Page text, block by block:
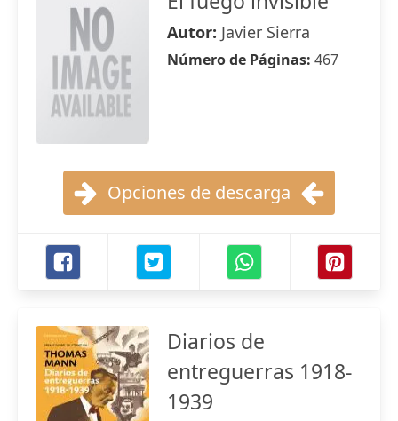
Autor: Javier Sierra
Número de Páginas: 467
Opciones de descarga
Diarios de
entreguerras 1918-
1939